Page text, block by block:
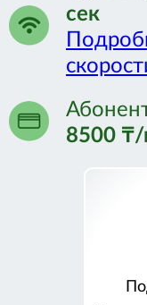
сек
8500 ₸/